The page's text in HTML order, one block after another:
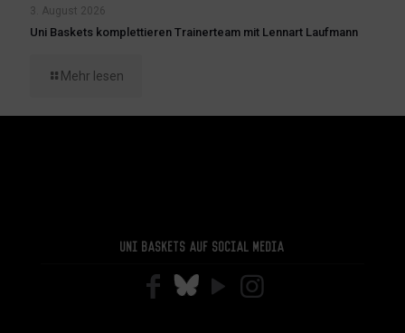
3. August 2026
Uni Baskets komplettieren Trainerteam mit Lennart Laufmann
Mehr lesen
Uni Baskets auf Social Media